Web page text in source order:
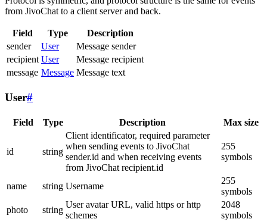
from JivoChat to a client server and back.
Field Type
Description
sender
User
Message sender
recipient User
Message recipient
message Message Message text
User#
Field Type Description Max size
id string
Client identificator, required parameter
when sending events to JivoChat
sender.id and when receiving events
from JivoChat recipient.id
255
symbols
name string Username
255
symbols
photo
string
User avatar URL, valid https or http
schemes
2048
symbols